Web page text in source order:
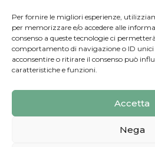
Per fornire le migliori esperienze,
per memorizzare e/o accedere alle
consenso a queste tecnologie ci
comportamento di navigazione o ID unici
acconsentire o ritirare il consenso può
caratteristiche e funzioni.
Accetta
Nega
Copyright © 2025 Pavimento
Indirizzo: Via Cassia 1827 Int.
P.IVA: 16569171008 |